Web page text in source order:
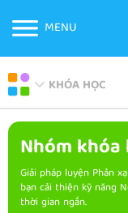
MENU
KHÓA HỌC
Nhóm khóa
Giải pháp luyện Phản
bạn cải thiện kỹ năng
thời gian ngắn.